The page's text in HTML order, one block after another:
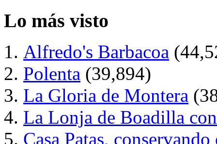
Lo más visto
Alfredo's Barbacoa
Polenta (39,894)
La Gloria de Montera
La Lonja de Boadilla
Casa Patas,